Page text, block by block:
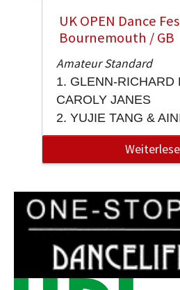
UK OPEN Dance
Bournemouth / GB
Amateur Standard
1. GLENN-RICHARD
CAROLY JANES
2. YUJIE TANG &
…